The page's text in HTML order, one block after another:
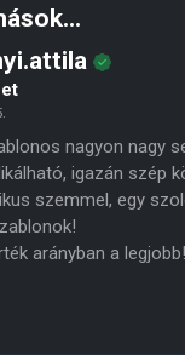
nagyon nagy
igazán szép
szemmel, egy
arányban a